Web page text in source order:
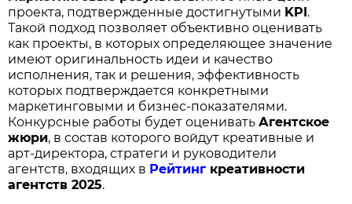
проекта, подтвержденные достигнутыми KPI.
Такой подход позволяет объективно оценивать
как проекты, в которых определяющее значение
имеют оригинальность идеи и качество
исполнения, так и решения, эффективность
которых подтверждается конкретными
маркетинговыми и бизнес-показателями.
Конкурсные работы будет оцениватьАгентское
жюри, в состав которого войдут креативные и
арт-директора, стратеги и руководители
агентств, входящих в Рейтинг креативности
агентств 2025.